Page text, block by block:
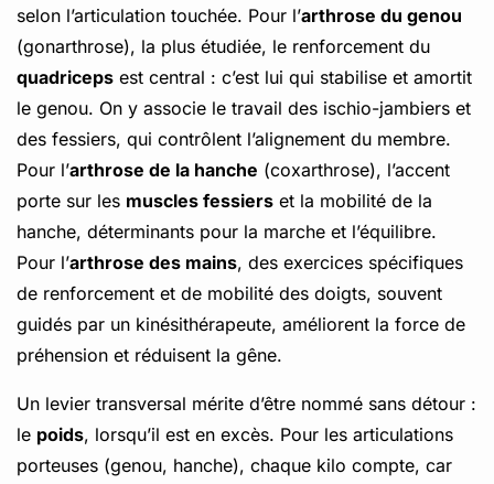
selon l’articulation touchée. Pour l’arthrose du genou
(gonarthrose), la plus étudiée, le renforcement du
quadriceps est central : c’est lui qui stabilise et amortit
le genou. On y associe le travail des ischio-jambiers et
des fessiers, qui contrôlent l’alignement du membre.
Pour l’arthrose de la hanche (coxarthrose), l’accent
porte sur les muscles fessiers et la mobilité de la
hanche, déterminants pour la marche et l’équilibre.
Pour l’arthrose des mains, des exercices spécifiques
de renforcement et de mobilité des doigts, souvent
guidés par un kinésithérapeute, améliorent la force de
préhension et réduisent la gêne.
Un levier transversal mérite d’être nommé sans détour :
le poids, lorsqu’il est en excès. Pour les articulations
porteuses (genou, hanche), chaque kilo compte, car